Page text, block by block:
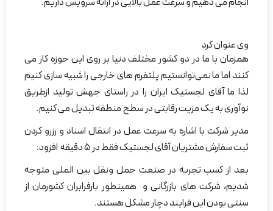
وی عنوان کرد
همزمان با ما در دو کشور مختلف دنیا بر روی این حوزه کار می
کنند اما ما نمی‌توانستیم پلتفرم های خارجی را شبیه سازی کنیم
لذا ما آقای لجستیک ایران را در راستای جهش تولید ازطریق
نوآوری به یک مزیت رقابتی در سطح منطقه تبدیل می کنیم.
مدیر شرکت با اشاره به سرعت عمل در انتقال اسناد و رزرو کردن
ثبت سفارش مشتریان آقای لجستیک فقط در ۵ دقیقه افزود:
بعد از کسب تجربه در صنعت حمل ونقل بین الملی متوجه
شدیم، شرکت های بازرگانی و همینطور بارفرابران کشورمان از
سنتی بودن این فرایند دچار مشکل هستند.